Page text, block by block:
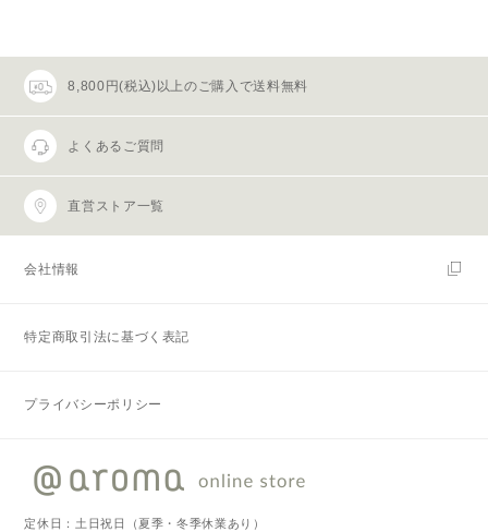
8,800円(税込)以上のご購入で送料無料
よくあるご質問
直営ストア一覧
会社情報
特定商取引法に基づく表記
プライバシーポリシー
定休日：土日祝日（夏季・冬季休業あり）